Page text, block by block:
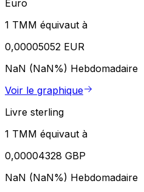
Euro
1 TMM équivaut à
0,00005052 EUR
NaN (NaN%) Hebdomadaire
Voir le graphique
Livre sterling
1 TMM équivaut à
0,00004328 GBP
NaN (NaN%) Hebdomadaire